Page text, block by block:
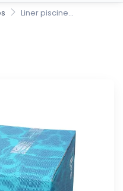
Liner piscine...